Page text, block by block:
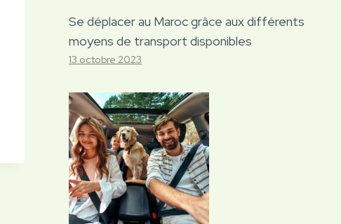
Se déplacer au Maroc grâce aux différents
moyens de transport disponibles
13 octobre 2023